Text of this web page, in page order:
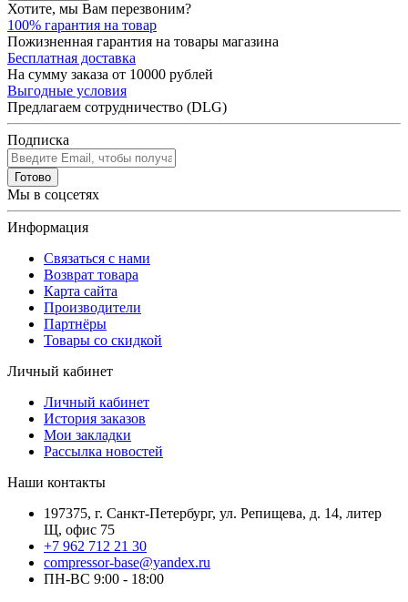
Хотите, мы Вам перезвоним?
100% гарантия на товар
Пожизненная гарантия на товары магазина
Бесплатная доставка
На сумму заказа от 10000 рублей
Выгодные условия
Предлагаем сотрудничество (DLG)
Подписка
Готово
Мы в соцсетях
Информация
Связаться с нами
Возврат товара
Карта сайта
Производители
Партнёры
Товары со скидкой
Личный кабинет
Личный кабинет
История заказов
Мои закладки
Рассылка новостей
Наши контакты
197375, г. Санкт-Петербург, ул. Репищева, д. 14, литер
Щ, офис 75
+7 962 712 21 30
compressor-base@yandex.ru
ПН-ВС 9:00 - 18:00